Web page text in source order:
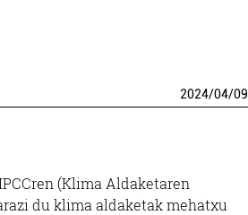
2024/04/09
(Klima Aldaketaren
du klima aldaketak mehatxu